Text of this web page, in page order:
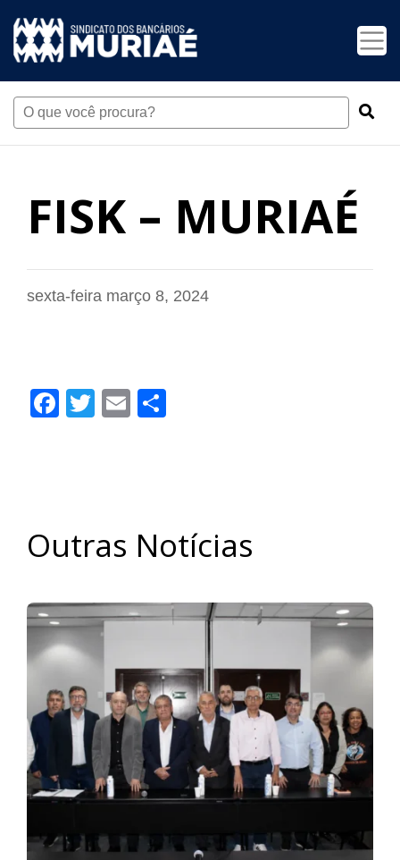
FISK – MURIAÉ
sexta-feira março 8, 2024
Facebook
Twitter
Email
Outras Notícias